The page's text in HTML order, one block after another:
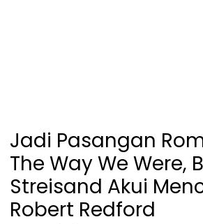
Jadi Pasangan
The Way We Were,
Streisand Akui
Robert Redford